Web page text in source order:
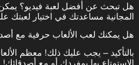
هل تبحث عن أفضل لعبة فيديو؟ يمكن
المجانية مساعدتك في اختيار لعبتك
هل يمكنك لعب الألعاب حرفية مع
بالتأكيد – يجب عليك ذلك! معظم
الاستمتاع بها بمفردك أو مع